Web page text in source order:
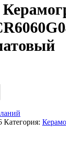
Категория: